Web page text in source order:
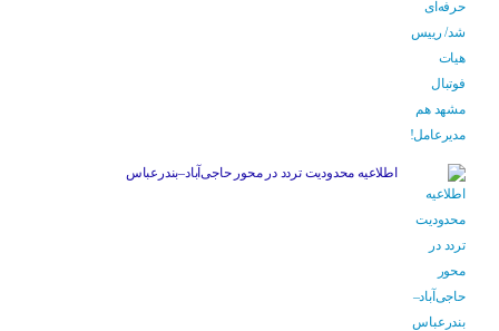
اطلاعیه محدودیت تردد در محور حاجی‌آباد–بندرعباس